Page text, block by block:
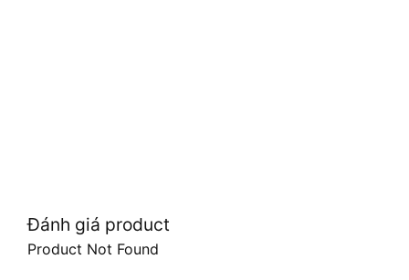
Đánh giá product
Product Not Found